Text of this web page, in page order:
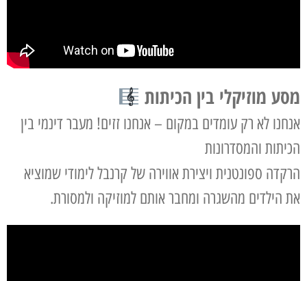
מסע מוזיקלי בין הכיתות
אנחנו לא רק עומדים במקום – אנחנו זזים! מעבר דינמי בין
הכיתות והמסדרונות
הרקדה ספונטנית ויצירת אווירה של קרנבל לימודי שמוציא
את הילדים מהשגרה ומחבר אותם למוזיקה ולמסורת.